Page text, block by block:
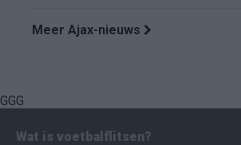
Meer Ajax-nieuws
GGG
Wat is voetbalflitsen?